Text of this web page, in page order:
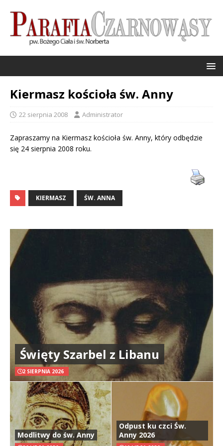
Kiermasz kościoła św. Anny
22 sierpnia 2008 Administrator
Zapraszamy na Kiermasz kościoła św. Anny, który odbędzie
się 24 sierpnia 2008 roku.
KIERMASZ ŚW. ANNA
Święty Szarbel z Libanu
2 SIERPNIA 2026
Modlitwy do św. Anny
Odpust ku czci Św.
Anny 2026